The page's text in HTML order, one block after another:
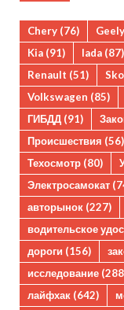
Chery (76) Geely
Kia (91) lada (87)
Renault (51)
Volkswagen (85)
ГИБДД (91)
Происшествия (56)
Техосмотр (80)
Электросамокат
авторынок (227)
водительское
дороги (156)
исследование
лайфхак (642)